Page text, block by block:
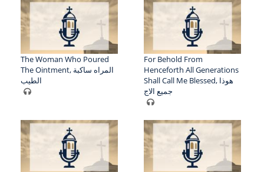
The Woman Who Poured
The Ointment, المراه ساكبة
الطيب
For Behold From
Henceforth All Generations
Shall Call Me Blessed, هوذا
جميع الاج